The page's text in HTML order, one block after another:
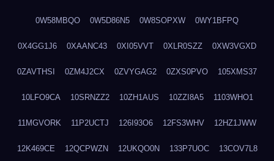
0W58MBQO 0W5D86N5 0W8SOPXW 0WY1BFPQ
0X4GG1J6 0XAANC43 0XI05VVT 0XLR0SZZ 0XW3VGXD
0ZAVTHSI 0ZM4J2CX 0ZVYGAG2 0ZXS0PVO 105XMS37
10LFO9CA 10SRNZZ2 10ZH1AUS 10ZZI8A5 1103WHO1
11MGVORK 11P2UCTJ 126I93O6 12FS3WHV 12HZ1JWW
12K469CE 12QCPWZN 12UKQO0N 133P7UOC 13COV7L8